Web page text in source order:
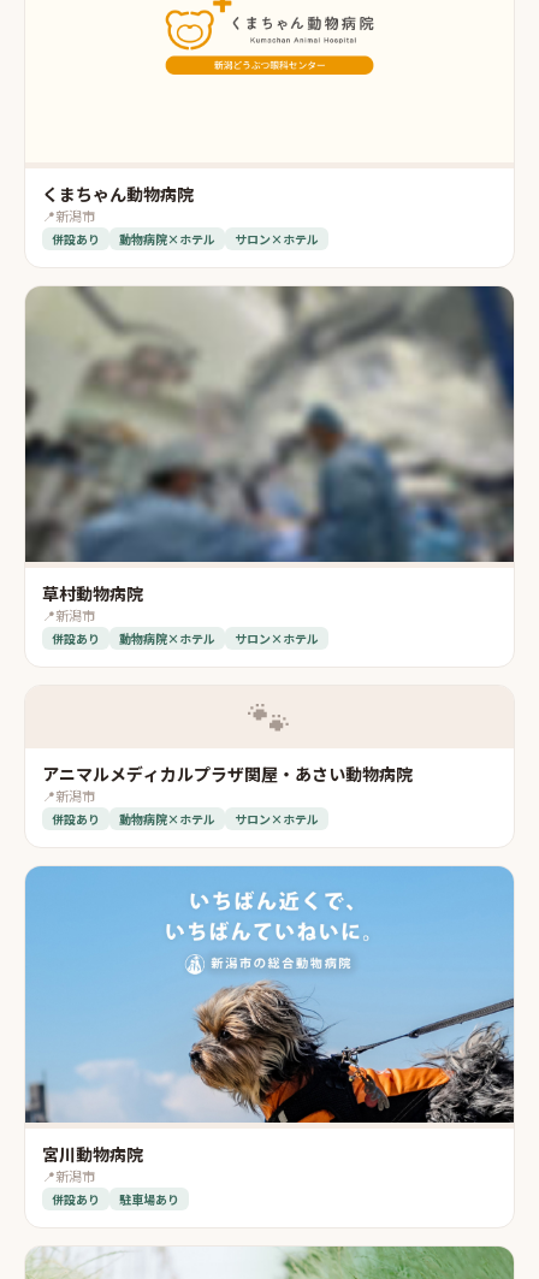
くまちゃん動物病院
📍新潟市
併設あり 動物病院×ホテル サロン×ホテル
草村動物病院
📍新潟市
併設あり 動物病院×ホテル サロン×ホテル
🐾
アニマルメディカルプラザ関屋・あさい動物病院
📍新潟市
併設あり 動物病院×ホテル サロン×ホテル
宮川動物病院
📍新潟市
併設あり 駐車場あり